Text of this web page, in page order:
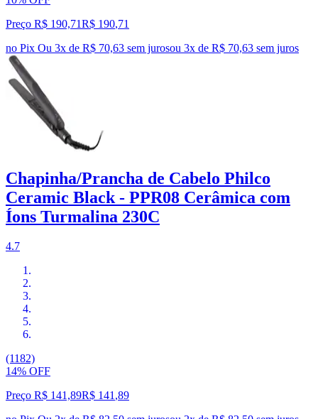
Preço R$ 190,71R$ 190,71
no Pix Ou 3x de R$ 70,63 sem jurosou 3x de R$ 70,63 sem juros
Chapinha/Prancha de Cabelo Philco
Ceramic Black - PPR08 Cerâmica com
Íons Turmalina 230C
4.7
(1182)
14% OFF
Preço R$ 141,89R$ 141,89